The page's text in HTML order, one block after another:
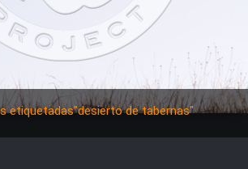
etiquetadas"desierto de tabernas"